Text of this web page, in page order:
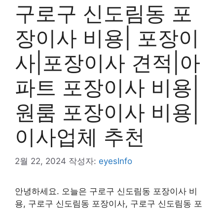
구로구 신도림동 포
장이사 비용| 포장이
사|포장이사 견적|아
파트 포장이사 비용|
원룸 포장이사 비용|
이사업체 추천
2월 22, 2024 작성자: eyesInfo
안녕하세요. 오늘은 구로구 신도림동 포장이사 비
용, 구로구 신도림동 포장이사, 구로구 신도림동 포